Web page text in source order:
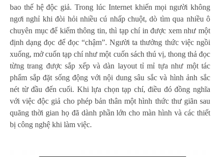
bao thế hệ độc giả. Trong lúc Internet khiến mọi người không
ngơi nghỉ khi đòi hỏi nhiều cú nhấp chuột, dò tìm qua nhiều ô
chuyên mục để kiếm thông tin, thì tạp chí in được xem như một
định dạng đọc để đọc “chậm”. Người ta thưởng thức việc ngồi
xuống, mở cuốn tạp chí như một cuốn sách thú vị, thong thả đọc
từng trang được sắp xếp và dàn layout tỉ mỉ tựa như một tác
phẩm sắp đặt sống động với nội dung sâu sắc và hình ảnh sắc
nét từ đầu đến cuối. Khi lựa chọn tạp chí, điều đó đồng nghĩa
với việc độc giả cho phép bản thân một hình thức thư giãn sau
quãng thời gian họ đã dành phần lớn cho màn hình và các thiết
bị công nghệ khi làm việc.